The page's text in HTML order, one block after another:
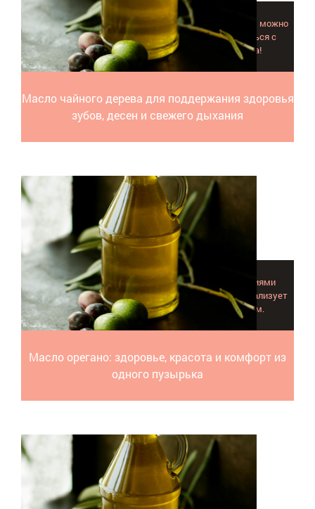
Масло чайного дерева для поддержания здоровья
зубов, десен и свежего дыхания
Регулярно применяя масло чайного дерева для зубов, можно
сохранить свои, данные природой зубки и оставаться с
голливудской улыбкой до преклонного возраста!
Масло орегано: здоровье, красота и комфорт из
одного пузырька
Масло орегано или душицы справляется с инфекциями
дыхательных путей, кожными заболеваниями, нормализует
массу тела, возвращает шелковистость волосам.